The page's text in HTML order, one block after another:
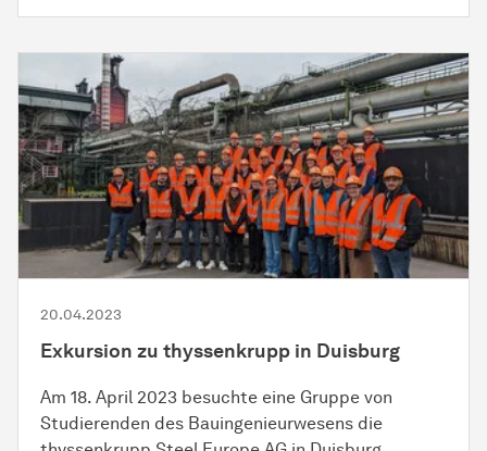
20.04.2023
Exkursion zu thyssenkrupp in Duisburg
Am 18. April 2023 besuchte eine Gruppe von
Studierenden des Bauingenieurwesens die